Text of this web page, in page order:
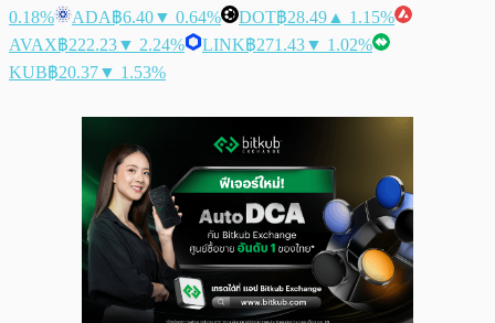
0.18%
ADA฿6.40▼ 0.64% DOT฿28.49 ▲ 1.15%
AVAX฿222.23▼ 2.24% LINK฿271.43▼ 1.02%
KUB฿20.37▼ 1.53%